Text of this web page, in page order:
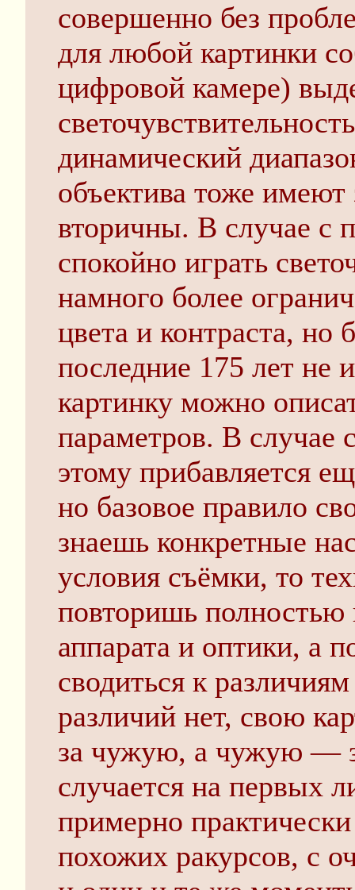
совершенно без
для любой картинки
цифровой камере)
динамический
объектива тоже имеют
вторичны. В случае с
спокойно играть
намного более
цвета и контраста, но
последние 175 лет
картинку можно
параметров. В случае
этому прибавляется
но базовое правило
знаешь конкретные
условия съёмки, то
повторишь полностью
аппарата и оптики, а
сводиться к
различий нет, свою
за чужую, а чужую —
случается на первых
примерно
похожих ракурсов, с